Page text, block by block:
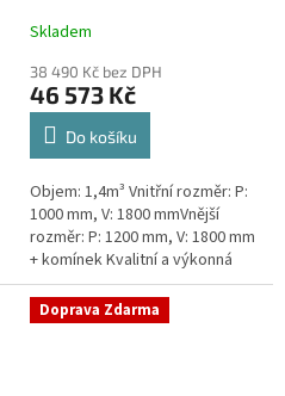
Skladem
38 490 Kč bez DPH
46 573 Kč
Do košíku
Objem: 1,4m³ Vnitřní rozměr: P:
1000 mm, V: 1800 mmVnější
rozměr: P: 1200 mm, V: 1800 mm
+ komínek Kvalitní a výkonná
přečerpávací stanice k
rodinným domům,
provozovnám,...
Doprava Zdarma